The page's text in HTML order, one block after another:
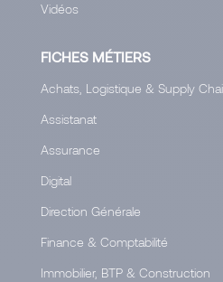
Vidéos
FICHES MÉTIERS
Achats, Logistique & Supply
Assistanat
Assurance
Digital
Direction Générale
Finance & Comptabilité
Immobilier, BTP & Construction